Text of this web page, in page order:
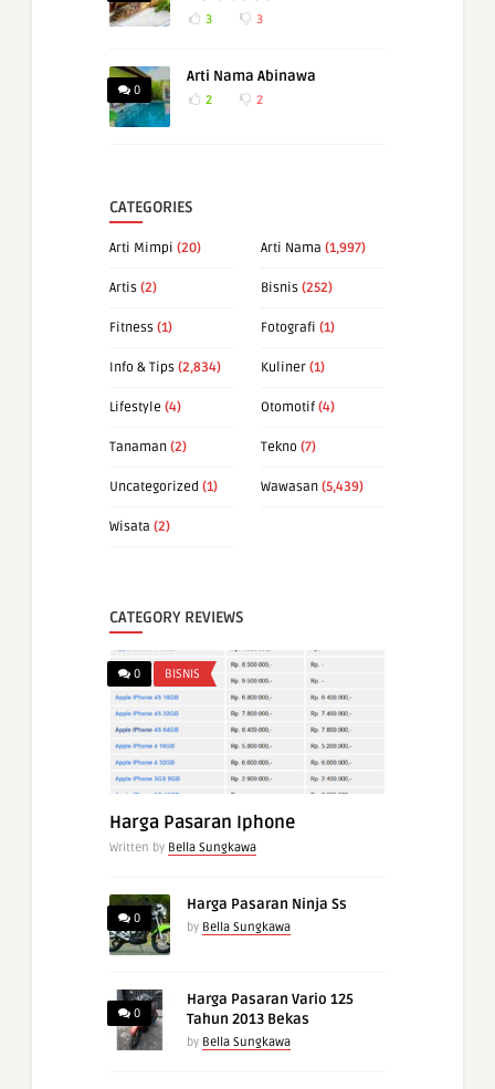
3 3
0
Arti Nama Abinawa
2 2
CATEGORIES
Arti Mimpi (20) Arti Nama (1,997)
Artis (2) Bisnis (252)
Fitness (1) Fotografi (1)
Info & Tips (2,834) Kuliner (1)
Lifestyle (4) Otomotif (4)
Tanaman (2) Tekno (7)
Uncategorized (1) Wawasan (5,439)
Wisata (2)
CATEGORY REVIEWS
0 BISNIS
Harga Pasaran Iphone
Written by Bella Sungkawa
0
Harga Pasaran Ninja Ss
by Bella Sungkawa
0
Harga Pasaran Vario 125
Tahun 2013 Bekas
by Bella Sungkawa